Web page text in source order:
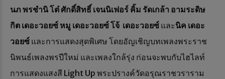
นภ พรชำนิ โต๋ ศักดิ์สิทธิ์ เจนนิเฟอร์ คิ้ม รัดเกล้า อามระดิษ
กิต เดอะวอยซ์ หมู เดอะวอยซ์ โจ้ เดอะวอยซ์ และนิค เดอะ
วอยซ์ และการแสดงสุดพิเศษ โดยอัญเชิญบทเพลงพระราช
นิพนธ์เพลงพรปีใหม่ และเพลงใกล้รุ่ง ก่อนจะพบกับไฮไลท์
การแสดงแสงสี Light Up พระปรางค์วัดอรุณราชวราราม